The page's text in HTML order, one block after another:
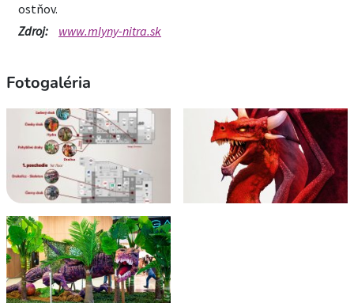
ostňov.
Zdroj:
www.mlyny-nitra.sk
Fotogaléria